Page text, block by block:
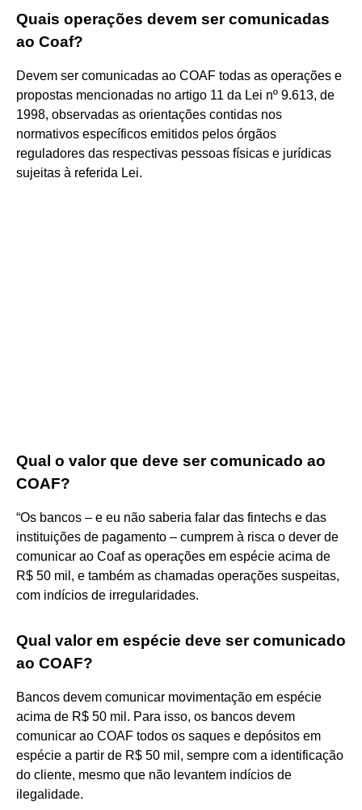
Quais operações devem ser comunicadas
ao Coaf?
Devem ser comunicadas ao COAF todas as operações e
propostas mencionadas no artigo 11 da Lei nº 9.613, de
1998, observadas as orientações contidas nos
normativos específicos emitidos pelos órgãos
reguladores das respectivas pessoas físicas e jurídicas
sujeitas à referida Lei.
Qual o valor que deve ser comunicado ao
COAF?
“Os bancos – e eu não saberia falar das fintechs e das
instituições de pagamento – cumprem à risca o dever de
comunicar ao Coaf as operações em espécie acima de
R$ 50 mil, e também as chamadas operações suspeitas,
com indícios de irregularidades.
Qual valor em espécie deve ser comunicado
ao COAF?
Bancos devem comunicar movimentação em espécie
acima de R$ 50 mil. Para isso, os bancos devem
comunicar ao COAF todos os saques e depósitos em
espécie a partir de R$ 50 mil, sempre com a identificação
do cliente, mesmo que não levantem indícios de
ilegalidade.